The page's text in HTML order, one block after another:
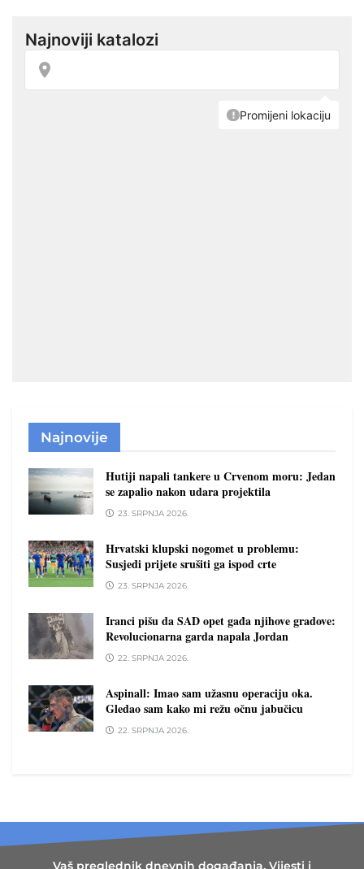
Najnovije
Hutiji napali tankere u Crvenom moru: Jedan
se zapalio nakon udara projektila
23. SRPNJA 2026.
Hrvatski klupski nogomet u problemu:
Susjedi prijete srušiti ga ispod crte
23. SRPNJA 2026.
Iranci pišu da SAD opet gađa njihove gradove:
Revolucionarna garda napala Jordan
22. SRPNJA 2026.
Aspinall: Imao sam užasnu operaciju oka.
Gledao sam kako mi režu očnu jabučicu
22. SRPNJA 2026.
Vaš preglednik dnevnih događanja. Vijesti i